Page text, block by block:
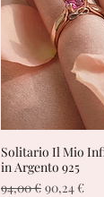
Solitario Il Mio
in Argento 925
Prezzo regolare
94,00 € Prezzo
90,24 €